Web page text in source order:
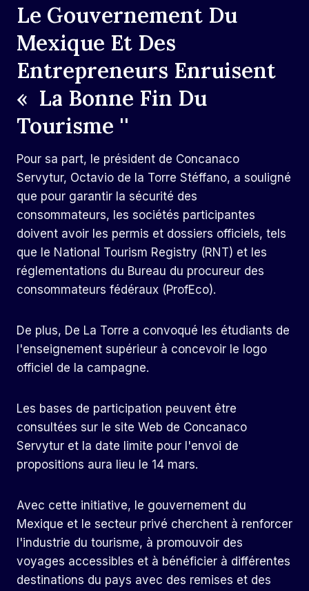
Le Gouvernement Du
Mexique Et Des
Entrepreneurs Enruisent
« La Bonne Fin Du
Tourisme ''
Pour sa part, le président de Concanaco
Servytur, Octavio de la Torre Stéffano, a souligné
que pour garantir la sécurité des
consommateurs, les sociétés participantes
doivent avoir les permis et dossiers officiels, tels
que le National Tourism Registry (RNT) et les
réglementations du Bureau du procureur des
consommateurs fédéraux (ProfEco).
De plus, De La Torre a convoqué les étudiants de
l'enseignement supérieur à concevoir le logo
officiel de la campagne.
Les bases de participation peuvent être
consultées sur le site Web de Concanaco
Servytur et la date limite pour l'envoi de
propositions aura lieu le 14 mars.
Avec cette initiative, le gouvernement du
Mexique et le secteur privé cherchent à renforcer
l'industrie du tourisme, à promouvoir des
voyages accessibles et à bénéficier à différentes
destinations du pays avec des remises et des